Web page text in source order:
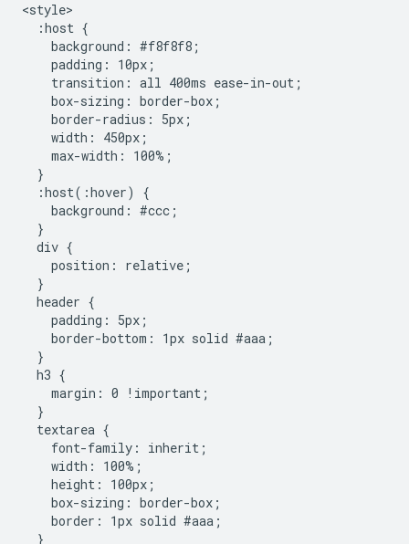
<style>
  :host {
    background: #f8f8f8;
    padding: 10px;
    transition: all 400ms ease-in-out;
    box-sizing: border-box;
    border-radius: 5px;
    width: 450px;
    max-width: 100%;
  }
  :host(:hover) {
    background: #ccc;
  }
  div {
    position: relative;
  }
  header {
    padding: 5px;
    border-bottom: 1px solid #aaa;
  }
  h3 {
    margin: 0 !important;
  }
  textarea {
    font-family: inherit;
    width: 100%;
    height: 100px;
    box-sizing: border-box;
    border: 1px solid #aaa;
  }